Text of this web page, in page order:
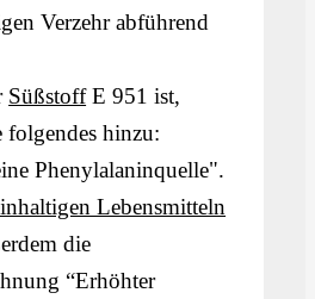
Verzehr abführend
SüßstoffE 951 ist,
folgendes hinzu:
Phenylalaninquelle".
Lebensmitteln
die
“Erhöhter